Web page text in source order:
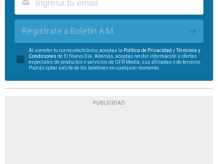
Regístrate a Boletín A.M.
Al someter tu correo electrónico, aceptas la Política de Privacidad yTérminos y
Condiciones de El Nuevo Día. Además, aceptas recibir información u ofertas
especiales de productos o servicios de GFR Media, sus afiliadas o de terceros.
Podrás optar salirte de los boletines en cualquier momento.
PUBLICIDAD